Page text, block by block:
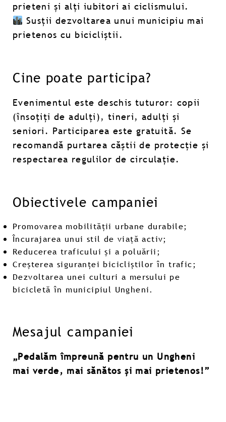
prieteni și alți iubitori ai ciclismului.
Susții dezvoltarea unui municipiu mai
prietenos cu bicicliștii.
Cine poate participa?
Evenimentul este deschis tuturor: copii
(însoțiți de adulți), tineri, adulți și
seniori. Participarea este gratuită. Se
recomandă purtarea căștii de protecție și
respectarea regulilor de circulație.
Obiectivele campaniei
Promovarea mobilității urbane durabile;
Încurajarea unui stil de viață activ;
Reducerea traficului și a poluării;
Creșterea siguranței bicicliștilor în trafic;
Dezvoltarea unei culturi a mersului pe
bicicletă în municipiul Ungheni.
Mesajul campaniei
„Pedalăm împreună pentru un Ungheni
mai verde, mai sănătos și mai prietenos!”